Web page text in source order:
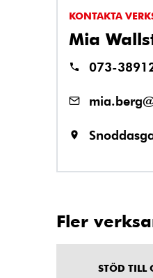
KONTAKTA
Mia
073-
Fler
STÖD TILL